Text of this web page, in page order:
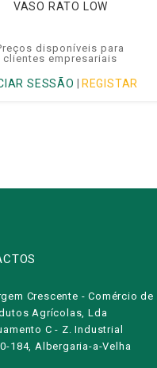
VASO RATO LOW
disponíveis para
clientes empresariais
SESSÃO | REGISTAR
Crescente - Comércio de
Agrícolas, Lda
C - Z. Industrial
184, Albergaria-a-Velha